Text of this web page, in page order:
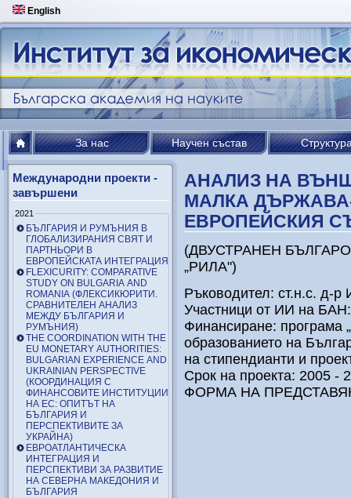
English
За нас Научен състав
Международни проекти -
завършени
2021
БЪЛГАРИЯ И РУМЪНИЯ В
ГЛОБАЛИЗИРАНИЯ СВЯТ И
ПАРТНЬОРИ В
ЕВРОПЕЙСКАТА ИНТЕГРАЦИЯ
FLEXICURITY: COMPARATIVE
STUDY ON BULGARIA AND
ROMANIA (ФЛЕКСИКЮРИТИ.
СРАВНИТЕЛЕН АНАЛИЗ
МЕЖДУ БЪЛГАРИЯ И
РУМЪНИЯ)
THE COORDINATION WITH THE
EU MONETARY AUTHORITIES:
BULGARIAN EXPERIENCE AND
UKRAINIAN PERSPECTIVE
(КООРДИНАЦИЯ С
ФИНАНСОВИТЕ ИНСТИТУЦИИ
НА ЕС: ОПИТЪТ НА
БЪЛГАРИЯ И
ПЕРСПЕКТИВИТЕ ЗА
УКРАЙНА)
ЕВРОАТЛАНТИЧЕСКА
ИНТЕГРАЦИЯ И
ПЕРСПЕКТИВИ ЗА РАЗВИТИЕ
НА СЕВЕРНА МАКЕДОНИЯ И
БЪЛГАРИЯ
АНАЛИЗ НА
МАЛКА
ЕВРОПЕЙСКИЯ
(ДВУСТРАНЕН
„РИЛА")
Ръководител: ст.н.с. д-р
Участници от ИИ на
Финансиране: програма
образованието на
на стипендианти и
Срок на проекта: 2005 -
ФОРМА НА